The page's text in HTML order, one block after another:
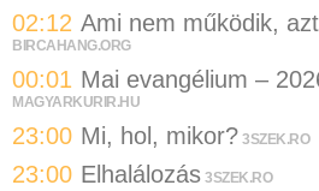
02:12 Ami nem működik,
BIRCAHANG.ORG
00:01 Mai evangélium –
MAGYARKURIR.HU
23:00 Mi, hol, mikor? 3SZEK.RO
23:00 Elhalálozás 3SZEK.RO